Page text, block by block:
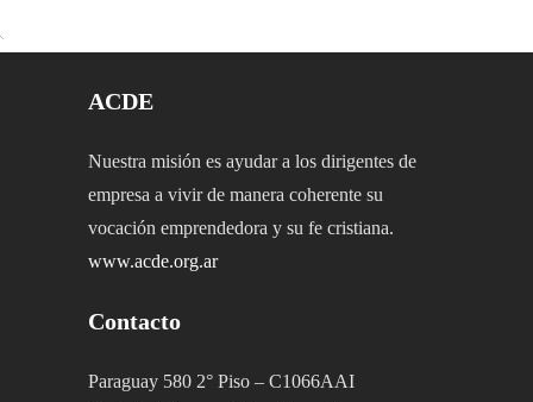
ACDE
Nuestra misión es ayudar a los dirigentes de
empresa a vivir de manera coherente su
vocación emprendedora y su fe cristiana.
www.acde.org.ar
Contacto
Paraguay 580 2° Piso – C1066AAI